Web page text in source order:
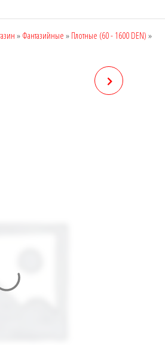
» Фантазийные » Плотные (60 - 1600 DEN) »